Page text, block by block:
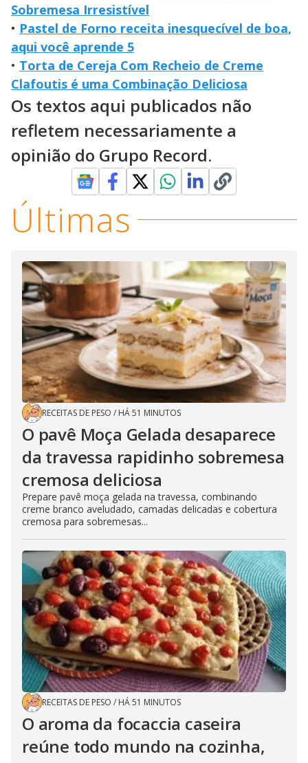
Sobremesa Irresistível
• Pastel de Forno receita inesquecível de boa,
aqui você aprende 5
• Torta de Cereja Com Recheio de Creme
Clafoutis é uma Combinação Deliciosa
Os textos aqui publicados não
refletem necessariamente a
opinião do Grupo Record.
Últimas
RECEITAS DE PESO / HÁ 51 MINUTOS
O pavê Moça Gelada desaparece
da travessa rapidinho sobremesa
cremosa deliciosa
Prepare pavê moça gelada na travessa, combinando
creme branco aveludado, camadas delicadas e cobertura
cremosa para sobremesas...
RECEITAS DE PESO / HÁ 51 MINUTOS
O aroma da focaccia caseira
reúne todo mundo na cozinha,